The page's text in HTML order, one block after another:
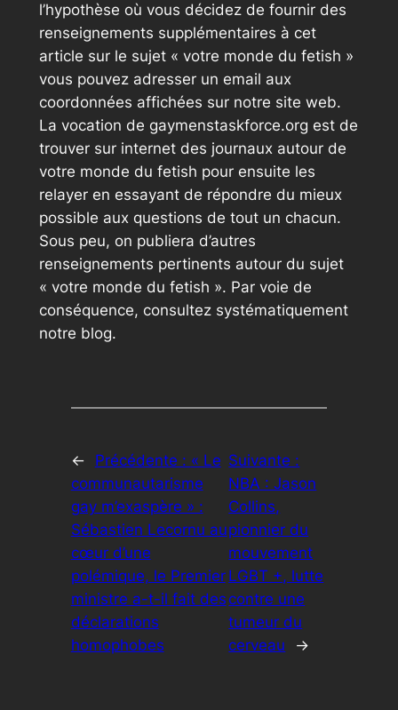
l’hypothèse où vous décidez de fournir des
renseignements supplémentaires à cet
article sur le sujet « votre monde du fetish »
vous pouvez adresser un email aux
coordonnées affichées sur notre site web.
La vocation de gaymenstaskforce.org est de
trouver sur internet des journaux autour de
votre monde du fetish pour ensuite les
relayer en essayant de répondre du mieux
possible aux questions de tout un chacun.
Sous peu, on publiera d’autres
renseignements pertinents autour du sujet
« votre monde du fetish ». Par voie de
conséquence, consultez systématiquement
notre blog.
← Précédente : « Le
communautarisme
gay m’exaspère » :
Sébastien Lecornu au
cœur d’une
polémique, le Premier
ministre a-t-il fait des
déclarations
homophobes
Suivante :
NBA : Jason
Collins,
pionnier du
mouvement
LGBT +, lutte
contre une
tumeur du
cerveau
→